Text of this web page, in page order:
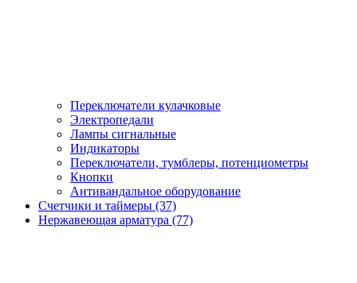
Переключатели кулачковые
Электропедали
Лампы сигнальные
Индикаторы
Переключатели, тумблеры, потенциометры
Кнопки
Антивандальное оборудование
Счетчики и таймеры (37)
Нержавеющая арматура (77)